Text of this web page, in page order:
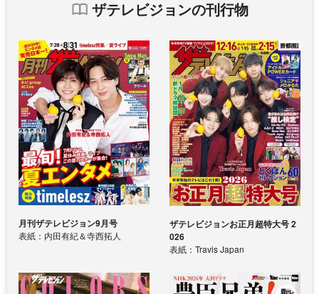
ザテレビジョンの刊行物
月刊ザテレビジョン9月号
表紙：内田有紀＆寺西拓人
ザテレビジョンお正月超特大号 2
026
表紙：Travis Japan